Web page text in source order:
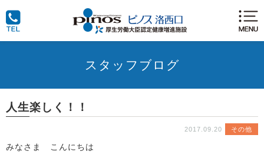
スタッフブログ
人生楽しく！！
2017.09.20 その他
みなさま こんにちは